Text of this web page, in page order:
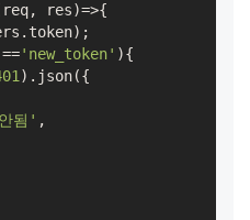
res)=>{
'new_token' ){
).json({
됨' ,